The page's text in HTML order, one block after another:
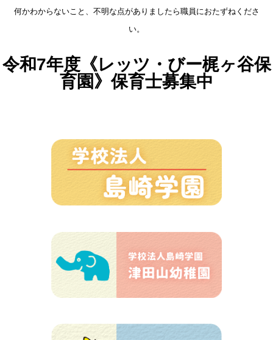
何かわからないこと、不明な点がありましたら職員におたずねくださ
い。
令和7年度《レッツ・びー梶ヶ谷保
育園》保育士募集中